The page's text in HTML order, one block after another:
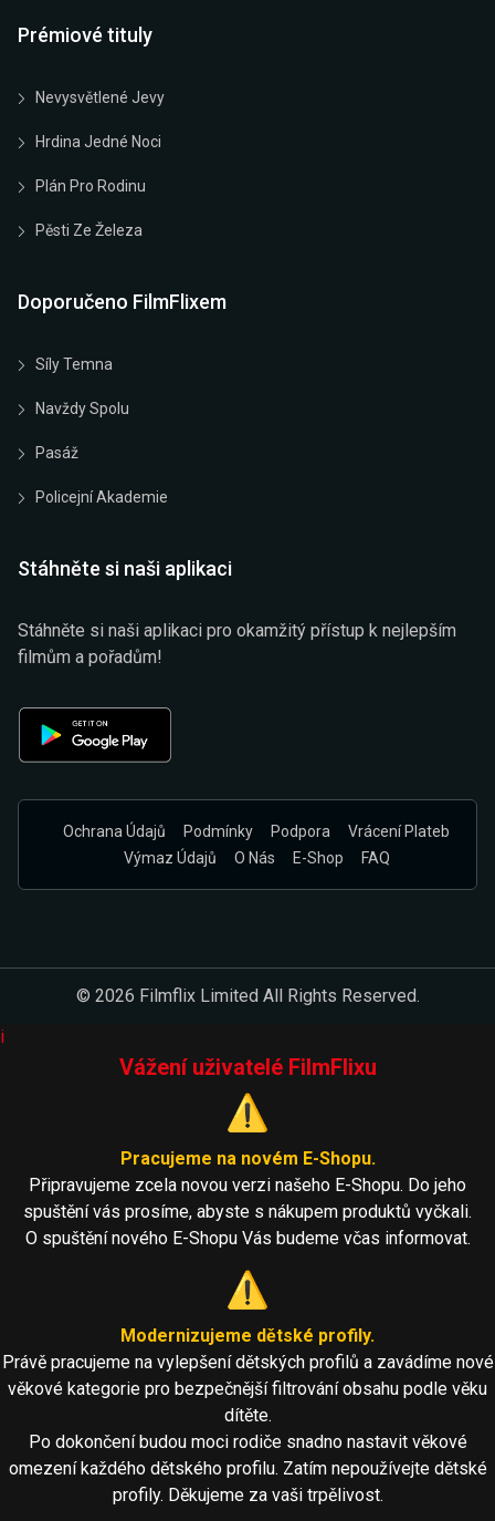
Prémiové tituly
Nevysvětlené Jevy
Hrdina Jedné Noci
Plán Pro Rodinu
Pěsti Ze Železa
Doporučeno FilmFlixem
Síly Temna
Navždy Spolu
Pasáž
Policejní Akademie
Stáhněte si naši aplikaci
Stáhněte si naši aplikaci pro okamžitý přístup k nejlepším
filmům a pořadům!
Ochrana Údajů Podmínky Podpora
Vrácení Plateb
Výmaz Údajů
O Nás E-Shop FAQ
© 2026 Filmflix Limited All Rights Reserved.
i
Vážení uživatelé FilmFlixu
⚠️
Pracujeme na novém E-Shopu.
Připravujeme zcela novou verzi našeho E-Shopu. Do jeho
spuštění vás prosíme, abyste s nákupem produktů vyčkali.
O spuštění nového E-Shopu Vás budeme včas informovat.
⚠️
Modernizujeme dětské profily.
Právě pracujeme na vylepšení dětských profilů a zavádíme nové
věkové kategorie pro bezpečnější filtrování obsahu podle věku
dítěte.
Po dokončení budou moci rodiče snadno nastavit věkové
omezení každého dětského profilu. Zatím nepoužívejte dětské
profily. Děkujeme za vaši trpělivost.